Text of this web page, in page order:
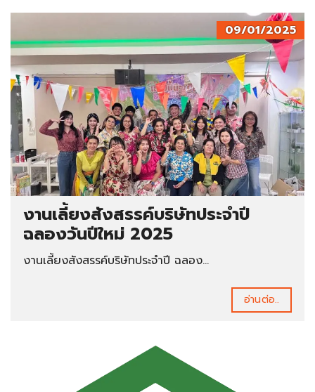
09/01/2025
งานเลี้ยงสังสรรค์บริษัทประจำปี
ฉลองวันปีใหม่ 2025
งานเลี้ยงสังสรรค์บริษัทประจำปี ฉลอง...
อ่านต่อ..